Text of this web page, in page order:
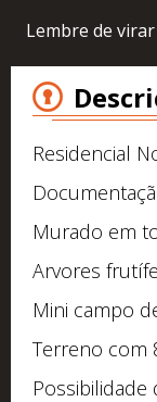
Lembre de
Residencial
Murado em
Arvores
Mini campo
Terreno com